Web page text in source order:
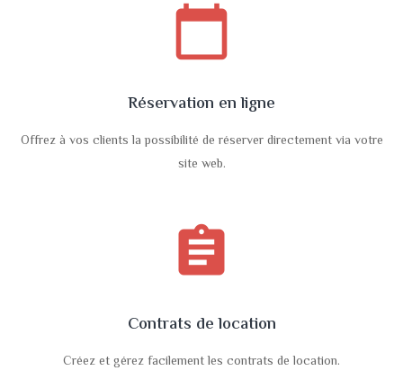
calendar_today
Réservation en ligne
Offrez à vos clients la possibilité de réserver directement via votre
site web.
assignment
Contrats de location
Créez et gérez facilement les contrats de location.